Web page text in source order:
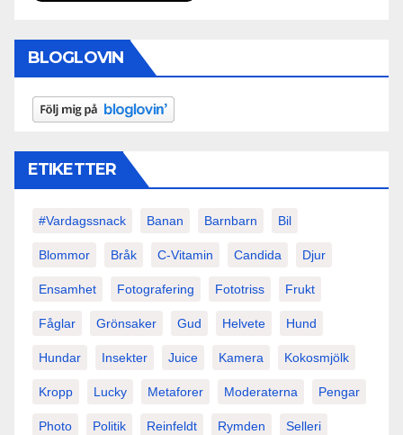
BLOGLOVIN
ETIKETTER
#vardagssnack Banan Barnbarn Bil
Blommor Bråk C-Vitamin Candida Djur
Ensamhet Fotografering Fototriss Frukt
Fåglar Grönsaker Gud Helvete Hund
Hundar Insekter Juice Kamera Kokosmjölk
Kropp Lucky Metaforer Moderaterna Pengar
Photo Politik Reinfeldt Rymden Selleri